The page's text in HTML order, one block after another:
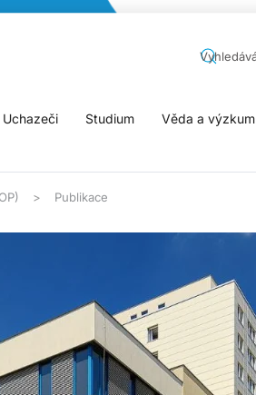
Uchazeči Studium Věda a výzkum
Publikace